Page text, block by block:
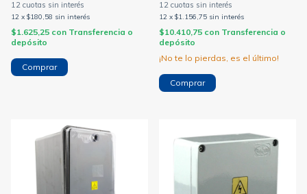
12 x $180,58 sin interés
$1.625,25 con Transferencia o
depósito
12 x $1.156,75 sin interés
$10.410,75 con Transferencia o
depósito
¡No te lo pierdas, es el último!